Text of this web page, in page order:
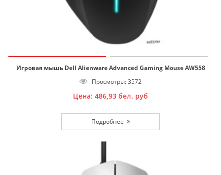
Игровая мышь Dell Alienware Advanced Gaming Mouse AW558
Просмотры: 3572
Цена: 486,93 бел. руб